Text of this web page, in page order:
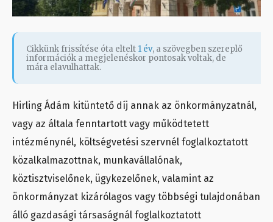
Cikkünk frissítése óta eltelt 1 év, a szövegben szereplő
információk a megjelenéskor pontosak voltak, de
mára elavulhattak.
Hirling Ádám kitüntető díj annak az önkormányzatnál,
vagy az általa fenntartott vagy működtetett
intézménynél, költségvetési szervnél foglalkoztatott
közalkalmazottnak, munkavállalónak,
köztisztviselőnek, ügykezelőnek, valamint az
önkormányzat kizárólagos vagy többségi tulajdonában
álló gazdasági társaságnál foglalkoztatott